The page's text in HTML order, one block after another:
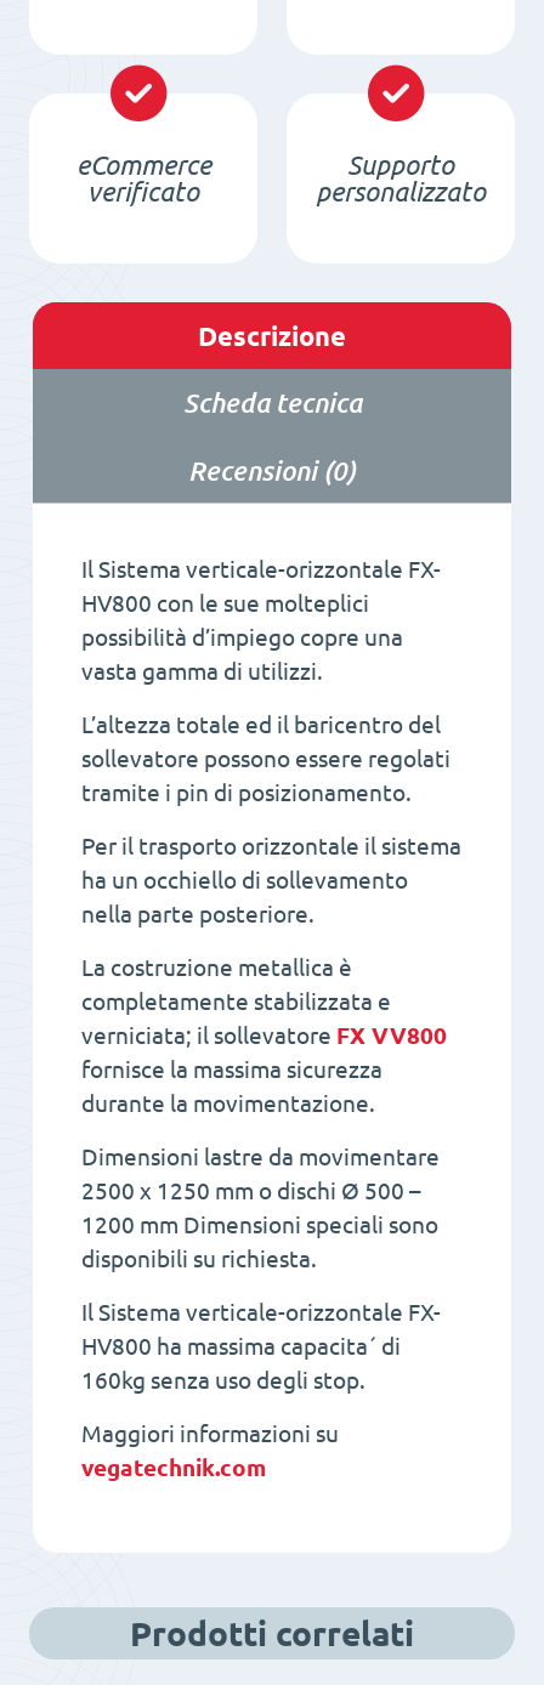
eCommerce
verificato
Supporto
personalizzato
Descrizione
Scheda tecnica
Recensioni (0)
Il Sistema verticale-orizzontale FX-
HV800 con le sue molteplici
possibilità d’impiego copre una
vasta gamma di utilizzi.
L’altezza totale ed il baricentro del
sollevatore possono essere regolati
tramite i pin di posizionamento.
Per il trasporto orizzontale il sistema
ha un occhiello di sollevamento
nella parte posteriore.
La costruzione metallica è
completamente stabilizzata e
verniciata; il sollevatore FX VV800
fornisce la massima sicurezza
durante la movimentazione.
Dimensioni lastre da movimentare
2500 x 1250 mm o dischi Ø 500 –
1200 mm Dimensioni speciali sono
disponibili su richiesta.
Il Sistema verticale-orizzontale FX-
HV800 ha massima capacita´ di
160kg senza uso degli stop.
Maggiori informazioni su
vegatechnik.com
Prodotti correlati